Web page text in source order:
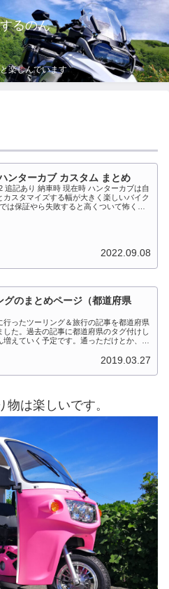
るのん
楽しんでいます
ンターカブ カスタム まとめ
追記あり 納車時 現在時 ハンターカブは自
カスタマイズする幅が大きく楽しいバイク
は保証やら失敗すると高くついて怖くて
2022.09.08
グのまとめページ（都道府県
行ったツーリング＆旅行の記事を都道府県
した。過去の記事に都道府県のタグ付けし
増えていく予定です。通っただけとか、中
しいですね、能登半島とか北陸とか、石
2019.03.27
は楽しいです。